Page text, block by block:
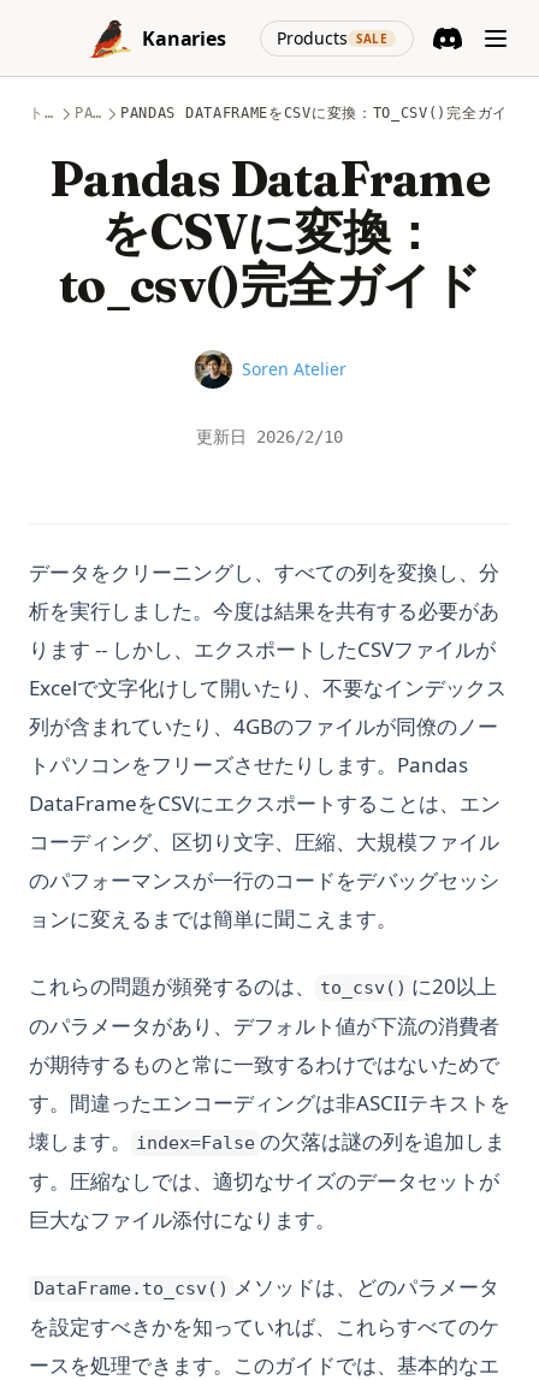
Skip to content
Kanaries
Products SALE
(opens in a
トピック PANDAS PANDAS DATAFRAMEをCSVに変換：TO_CSV()完全ガイド
Pandas DataFrame
をCSVに変換：
to_csv()完全ガイド
Name
Soren Atelier
更新日 2026/2/10
データをクリーニングし、すべての列を変換し、分
析を実行しました。今度は結果を共有する必要があ
ります -- しかし、エクスポートしたCSVファイルが
Excelで文字化けして開いたり、不要なインデックス
列が含まれていたり、4GBのファイルが同僚のノー
トパソコンをフリーズさせたりします。Pandas
DataFrameをCSVにエクスポートすることは、エン
コーディング、区切り文字、圧縮、大規模ファイル
のパフォーマンスが一行のコードをデバッグセッシ
ョンに変えるまでは簡単に聞こえます。
これらの問題が頻発するのは、 to_csv() に20以上
のパラメータがあり、デフォルト値が下流の消費者
が期待するものと常に一致するわけではないためで
す。間違ったエンコーディングは非ASCIIテキストを
壊します。
index=False の欠落は謎の列を追加しま
す。圧縮なしでは、適切なサイズのデータセットが
巨大なファイル添付になります。
DataFrame.to_csv() メソッドは、どのパラメータ
を設定すべきかを知っていれば、これらすべてのケ
ースを処理できます。このガイドでは、基本的なエ